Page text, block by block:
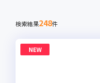
検索結果248件
NEW